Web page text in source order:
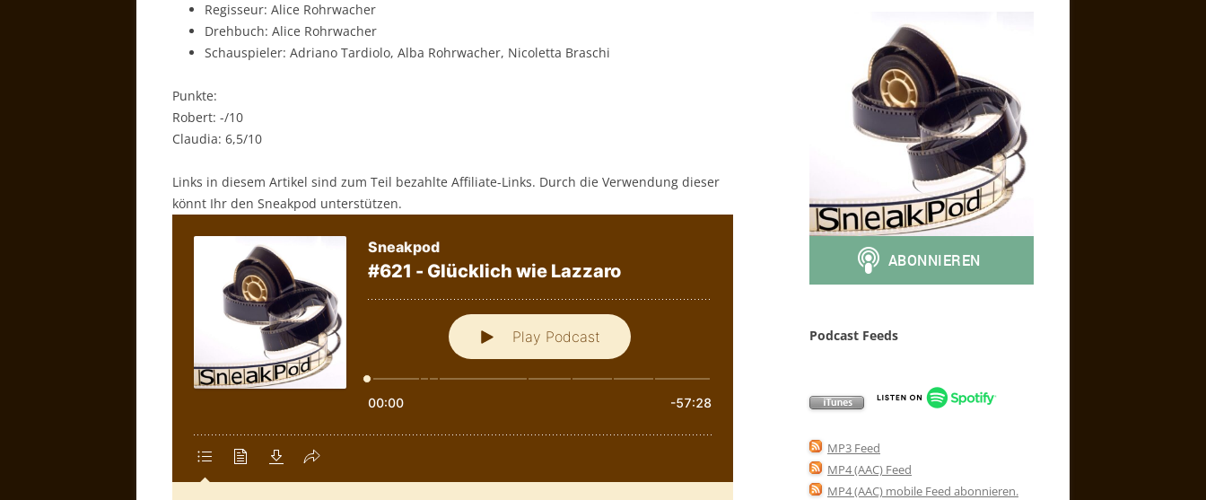
Regisseur: Alice Rohrwacher
Drehbuch: Alice Rohrwacher
Schauspieler: Adriano Tardiolo, Alba Rohrwacher, Nicoletta Braschi
Punkte:
Robert: -/10
Claudia: 6,5/10
Links in diesem Artikel sind zum Teil bezahlte Affiliate-Links. Durch die Verwendung dieser
könnt Ihr den Sneakpod unterstützen.
Podcast Feeds
MP3 Feed
MP4 (AAC) Feed
MP4 (AAC) mobile Feed abonnieren.